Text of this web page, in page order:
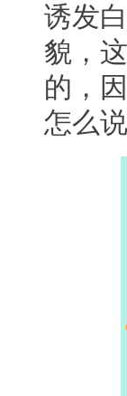
诱发
貌，
的，
怎么